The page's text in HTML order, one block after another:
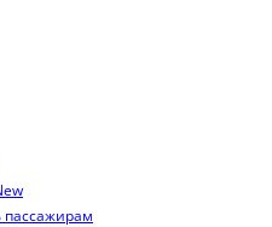
пассажирам